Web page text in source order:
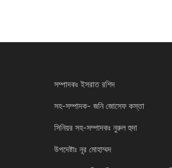
সম্পাদকঃ ইসরাত রশিদ
সহ-সম্পাদক- জনি জোসেফ কস্তা
সিনিয়র সহ-সম্পাদকঃ নুরুল হুদা
উপদেষ্টাঃ নূর মোহাম্মদ